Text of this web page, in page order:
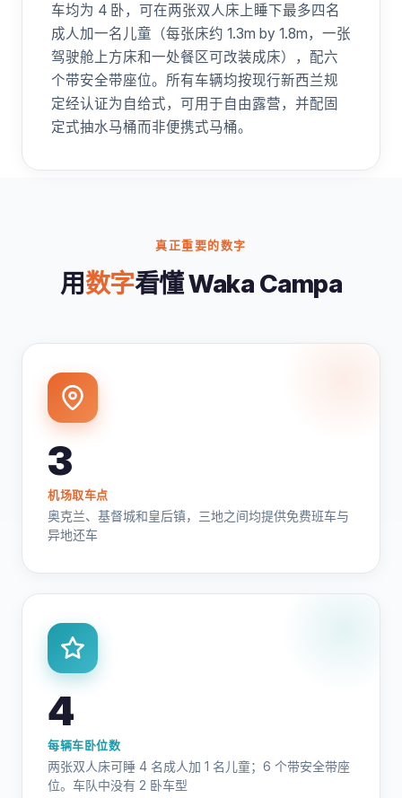
车均为 4 卧，可在两张双人床上睡下最多四名
成人加一名儿童（每张床约 1.3m by 1.8m，一张
驾驶舱上方床和一处餐区可改装成床），配六
个带安全带座位。所有车辆均按现行新西兰规
定经认证为自给式，可用于自由露营，并配固
定式抽水马桶而非便携式马桶。
真正重要的数字
用数字看懂 Waka Campa
3
机场取车点
奥克兰、基督城和皇后镇，三地之间均提供免费班车与
异地还车
4
每辆车卧位数
两张双人床可睡 4 名成人加 1 名儿童；6 个带安全带座
位。车队中没有 2 卧车型